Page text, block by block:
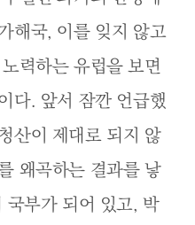
해국, 이를 잊지 않고
력하는 유럽을 보면
다. 앞서 잠깐 언급했
산이 제대로 되지 않
왜곡하는 결과를 낳
국부가 되어 있고, 박